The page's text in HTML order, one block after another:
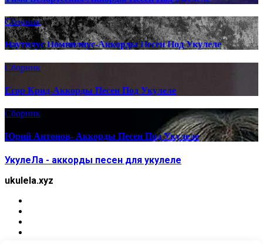
Сборник
Наутилус Помпилиус-Аккорды Песен Под Укулеле
Сборник
Егор Крид-Аккорды Песен Под Укулеле
Сборник
Юрий Антонов- Аккорды Песен Под Укулеле
УкулеЛа - аккорды песен для укулеле
ukulela.xyz